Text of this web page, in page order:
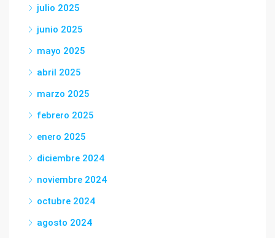
julio 2025
junio 2025
mayo 2025
abril 2025
marzo 2025
febrero 2025
enero 2025
diciembre 2024
noviembre 2024
octubre 2024
agosto 2024